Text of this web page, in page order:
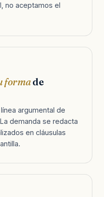
no aceptamos el
formade
argumental de
demanda se redacta
en cláusulas